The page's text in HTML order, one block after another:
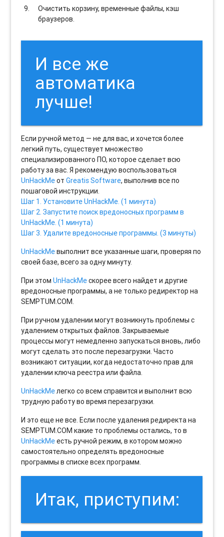
Очистить корзину, временные файлы, кэш
браузеров.
И все же
автоматика
лучше!
Если ручной метод — не для вас, и хочется более
легкий путь, существует множество
специализированного ПО, которое сделает всю
работу за вас. Я рекомендую воспользоваться
UnHackMeотGreatis Software, выполнив все по
пошаговой инструкции.
Шаг 1. Установите UnHackMe. (1 минута)
Шаг 2. Запустите поиск вредоносных программ в
UnHackMe. (1 минута)
Шаг 3. Удалите вредоносные программы. (3 минуты)
UnHackMeвыполнит все указанные шаги, проверяя по
своей базе, всего за одну минуту.
При этомUnHackMeскорее всего найдет и другие
вредоносные программы, а не только редиректор на
SEMPTUM.COM.
При ручном удалении могут возникнуть проблемы с
удалением открытых файлов. Закрываемые
процессы могут немедленно запускаться вновь, либо
могут сделать это после перезагрузки. Часто
возникают ситуации, когда недостаточно прав для
удалении ключа реестра или файла.
UnHackMeлегко со всем справится и выполнит всю
трудную работу во время перезагрузки.
И это еще не все. Если после удаления редиректа на
SEMPTUM.COM какие то проблемы остались, то в
UnHackMeесть ручной режим, в котором можно
самостоятельно определять вредоносные
программы в списке всех программ.
Итак, приступим: